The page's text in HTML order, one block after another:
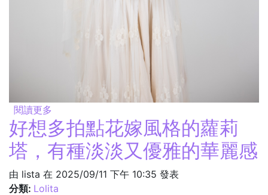
閱讀更多
好想多拍點花嫁風格的蘿莉
塔，有種淡淡又優雅的華麗感
由 lista 在 2025/09/11 下午 10:35 發表
分類: Lolita